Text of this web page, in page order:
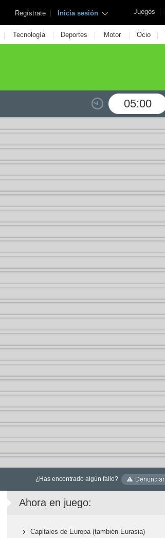
Juegos |
Regístrate | Inicia sesión
| Tecnología | Deportes | Motor | Ocio |
05:00
¿Has encontrado algún fallo?
Ahora en juego:
Capitales de Europa (también Eurasia)